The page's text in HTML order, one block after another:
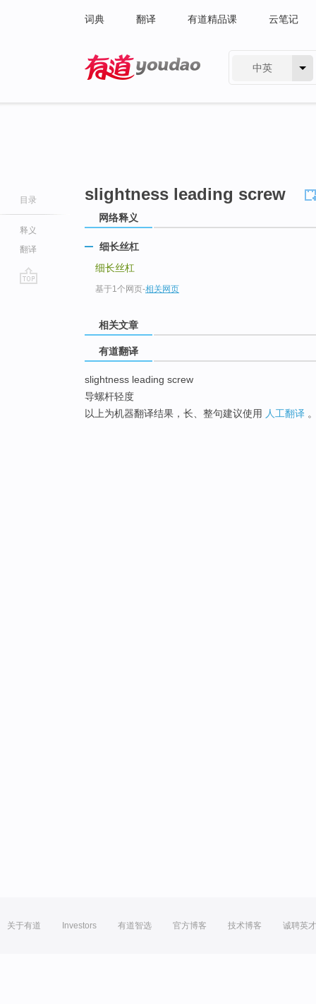
词典 翻译 有道精品课 云笔记
中英
目录
释义
翻译
slightness leading screw
网络释义
细长丝杠
细长丝杠
基于1个网页-相关网页
相关文章
有道翻译
slightness leading screw
导螺杆轻度
以上为机器翻译结果，长、整句建议使用 人工翻译
关于有道 Investors 有道智选 官方博客 技术博客 诚聘英才